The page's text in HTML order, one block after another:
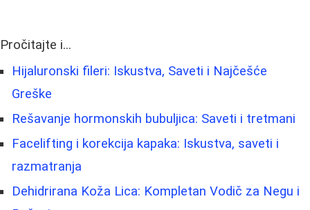
Pročitajte i...
Hijaluronski fileri: Iskustva, Saveti i Najčešće
Greške
Rešavanje hormonskih bubuljica: Saveti i tretmani
Facelifting i korekcija kapaka: Iskustva, saveti i
razmatranja
Dehidrirana Koža Lica: Kompletan Vodič za Negu i